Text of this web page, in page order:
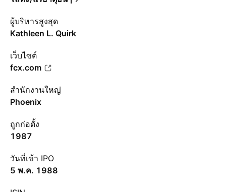
ผู้บริหารสูงสุด
Kathleen L. Quirk
เว็บไซต์
fcx.com
สำนักงานใหญ่
Phoenix
ถูกก่อตั้ง
1987
วันที่เข้า IPO
5 พ.ค. 1988